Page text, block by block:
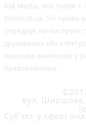
RIA Media, яка також є
20minut.ua. Усі права
передрук чи наступне
друкованих або
можлива винятково у
правовласника.
вул. Ширшова,
Cуб'єкт у сфері